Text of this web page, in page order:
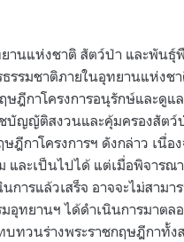
านแห่งชาติ สัตว์ป่า และพันธุ์
ธรรมชาติภายในอุทยานแห่ง
ษฎีกาโครงการอนุรักษ์และดู
บัญญัติสงวนและคุ้มครองสัต
ษฎีกาโครงการฯ ดังกล่าว เ
และเป็นไปได้ แต่เมื่อพิจารณ
การแล้วเสร็จ อาจจะไม่สา
อุทยานฯ ได้ดำเนินการมาต
บทวนร่างพระราชกฤษฎีกาทั้